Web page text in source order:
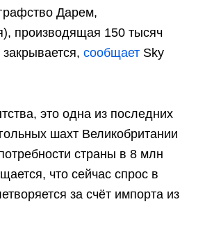
Дарем,
производящая 150 тысяч
сообщает Sky
это одна из последних
шахт Великобритании
страны в 8 млн
что сейчас спрос в
за счёт импорта из